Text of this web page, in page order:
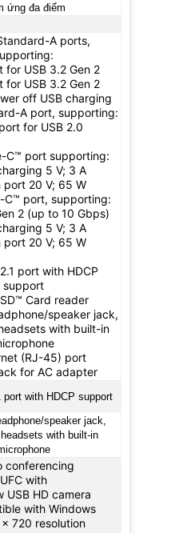
ứng đa điểm
A ports,
for USB 3.2 Gen 2
for USB 3.2 Gen 2
off USB charging
A port, supporting:
for USB 2.0
C™ port supporting:
5 V; 3 A
port 20 V; 65 W
C™ port, supporting:
2 (up to 10 Gbps)
5 V; 3 A
port 20 V; 65 W
port with HDCP
support
Card reader
speaker jack,
with built-in
(RJ-45) port
for AC adapter
with HDCP support
speaker jack,
with built-in
conferencing
UFC with
USB HD camera
with Windows
720 resolution